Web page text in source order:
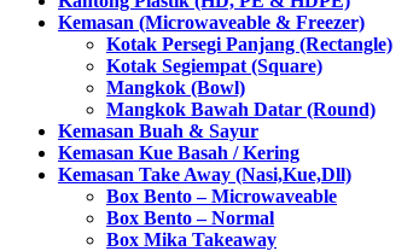
Kemasan (Microwaveable & Freezer)
Kotak Persegi Panjang (Rectangle)
Kotak Segiempat (Square)
Mangkok (Bowl)
Mangkok Bawah Datar (Round)
Kemasan Buah & Sayur
Kemasan Kue Basah / Kering
Kemasan Take Away (Nasi,Kue,Dll)
Box Bento – Microwaveable
Box Bento – Normal
Box Mika Takeaway